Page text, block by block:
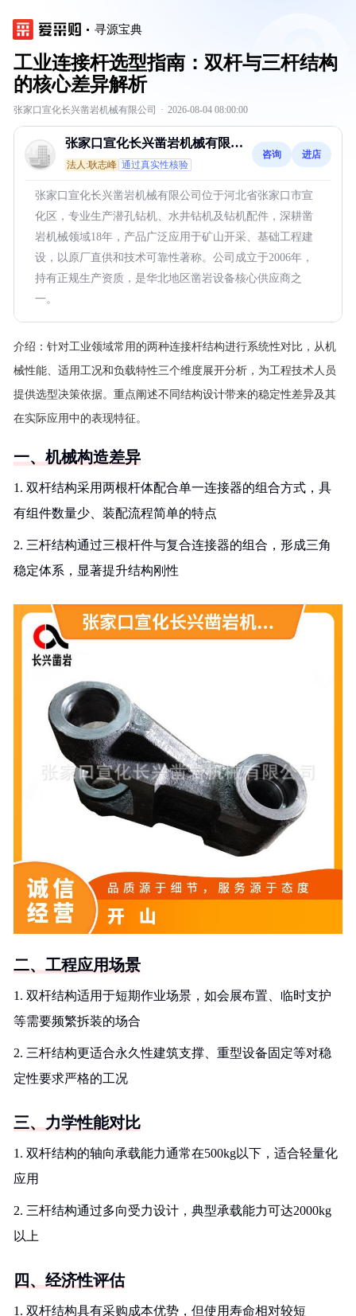
寻源宝典
工业连接杆选型指南：双杆与三杆结构
的核心差异解析
张家口宣化长兴凿岩机械有限公司 · 2026-08-04 08:00:00
张家口宣化长兴凿岩机械有限公
司
法人:耿志峰 通过真实性核验
咨询 进店
张家口宣化长兴凿岩机械有限公司位于河北省张家口市宣
化区，专业生产潜孔钻机、水井钻机及钻机配件，深耕凿
岩机械领域18年，产品广泛应用于矿山开采、基础工程建
设，以原厂直供和技术可靠性著称。公司成立于2006年，
持有正规生产资质，是华北地区凿岩设备核心供应商之
一。
介绍： 针对工业领域常用的两种连接杆结构进行系统性对比，从机
械性能、适用工况和负载特性三个维度展开分析，为工程技术人员
提供选型决策依据。重点阐述不同结构设计带来的稳定性差异及其
在实际应用中的表现特征。
一、机械构造差异
1. 双杆结构采用两根杆体配合单一连接器的组合方式，具
有组件数量少、装配流程简单的特点
2. 三杆结构通过三根杆件与复合连接器的组合，形成三角
稳定体系，显著提升结构刚性
二、工程应用场景
1. 双杆结构适用于短期作业场景，如会展布置、临时支护
等需要频繁拆装的场合
2. 三杆结构更适合永久性建筑支撑、重型设备固定等对稳
定性要求严格的工况
三、力学性能对比
1. 双杆结构的轴向承载能力通常在500kg以下，适合轻量化
应用
2. 三杆结构通过多向受力设计，典型承载能力可达2000kg
以上
四、经济性评估
1. 双杆结构具有采购成本优势，但使用寿命相对较短